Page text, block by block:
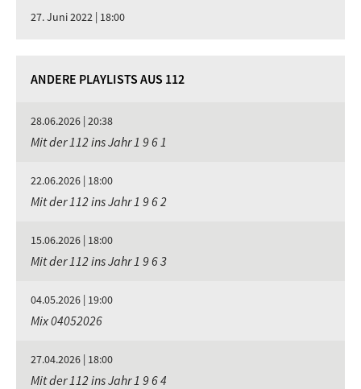
27. Juni 2022 | 18:00
ANDERE PLAYLISTS AUS 112
28.06.2026 | 20:38
Mit der 112 ins Jahr 1 9 6 1
22.06.2026 | 18:00
Mit der 112 ins Jahr 1 9 6 2
15.06.2026 | 18:00
Mit der 112 ins Jahr 1 9 6 3
04.05.2026 | 19:00
Mix 04052026
27.04.2026 | 18:00
Mit der 112 ins Jahr 1 9 6 4